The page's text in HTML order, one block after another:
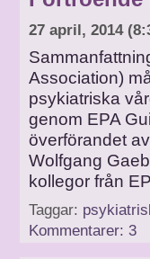
27 april, 2014
Association)
psykiatriska
genom EPA
överförandet
Wolfgang
kollegor från
Taggar:
Kommentarer: 3